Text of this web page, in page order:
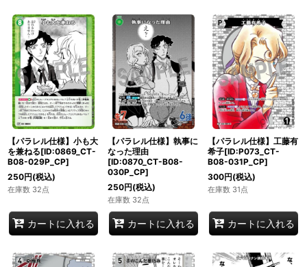
【パラレル仕様】小も大
を兼ねる[ID:0869_CT-
B08-029P_CP]
250円(税込)
在庫数 32点
カートに入れる
【パラレル仕様】執事に
なった理由
[ID:0870_CT-B08-
030P_CP]
250円(税込)
在庫数 32点
カートに入れる
【パラレル仕様】工藤有
希子[ID:P073_CT-
B08-031P_CP]
300円(税込)
在庫数 31点
カートに入れる